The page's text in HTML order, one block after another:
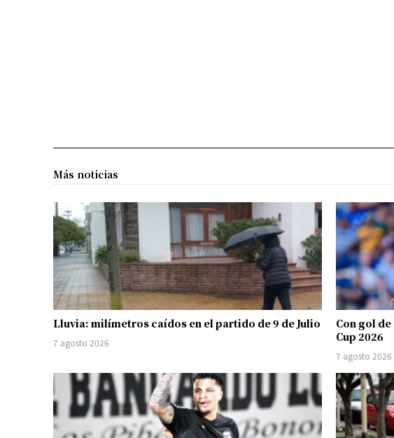
Más noticias
Lluvia: milímetros caídos en el partido de 9 de Julio
7 agosto 2026
Con gol
Cup 2026
7 agosto 2026